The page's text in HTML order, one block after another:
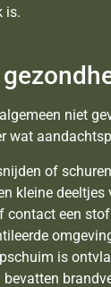
is.
niet
wat
of
kleine deeltjes
contact een
is